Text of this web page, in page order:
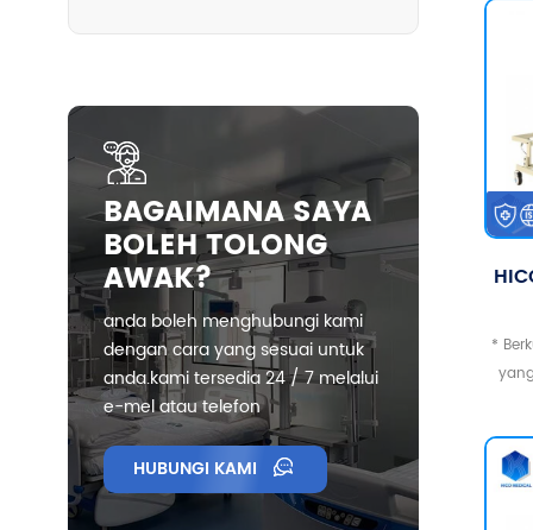
*
BAGAIMANA SAYA
BOLEH TOLONG
AWAK?
anda boleh menghubungi kami
dengan cara yang sesuai untuk
anda.kami tersedia 24 / 7 melalui
e-mel atau telefon
HUBUNGI KAMI